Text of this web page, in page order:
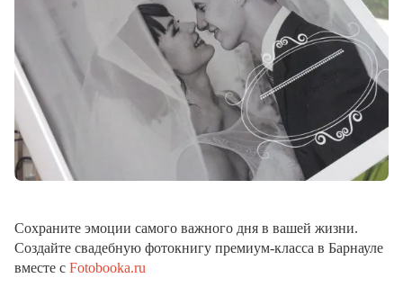
Сохраните эмоции самого важного дня в вашей жизни.
Создайте свадебную фотокнигу премиум-класса в Барнауле
вместе с Fotobooka.ru